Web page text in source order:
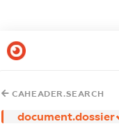
CAHEADER.SEARCH
document.dossier